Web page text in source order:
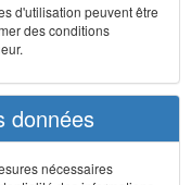
d'utilisation peuvent être
des conditions
données
nécessaires